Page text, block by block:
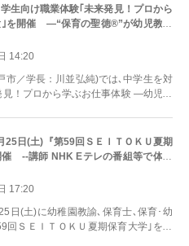
学生向け職業体験｢未来発見！プロから
｣を開催 ―“保育の聖徳®”が幼児教育
つなぐ―
14:20
／学長：川並弘純)では､中学生を対
！プロから学ぶお仕事体験 ―幼児教
25日(土)『第59回ＳＥＩＴＯＫＵ夏期
催 --講師 NHK Eテレの番組等で体操
原明美さん テーマ｢心も体もにっこ
広げましょう！｣--
17:20
日(土)に幼稚園教諭､保育士､保育･幼
回ＳＥＩＴＯＫＵ夏期保育大学｣を開